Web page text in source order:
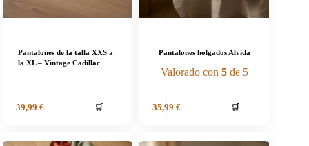
Pantalones de la talla XXS a
la XL – Vintage Cadillac
39,99 € 🛒
Pantalones holgados Alvida
Valorado con 5de 5
35,99 € 🛒